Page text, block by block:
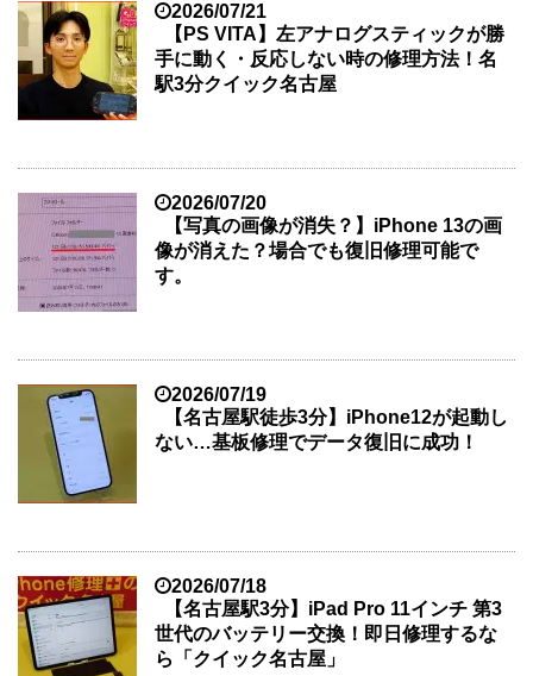
2026/07/21
【PS VITA】左アナログスティックが勝
手に動く・反応しない時の修理方法！名
駅3分クイック名古屋
2026/07/20
【写真の画像が消失？】iPhone 13の画
像が消えた？場合でも復旧修理可能で
す。
2026/07/19
【名古屋駅徒歩3分】iPhone12が起動し
ない…基板修理でデータ復旧に成功！
2026/07/18
【名古屋駅3分】iPad Pro 11インチ 第3
世代のバッテリー交換！即日修理するな
ら「クイック名古屋」